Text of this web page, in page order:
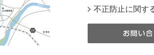
不正防止に関す